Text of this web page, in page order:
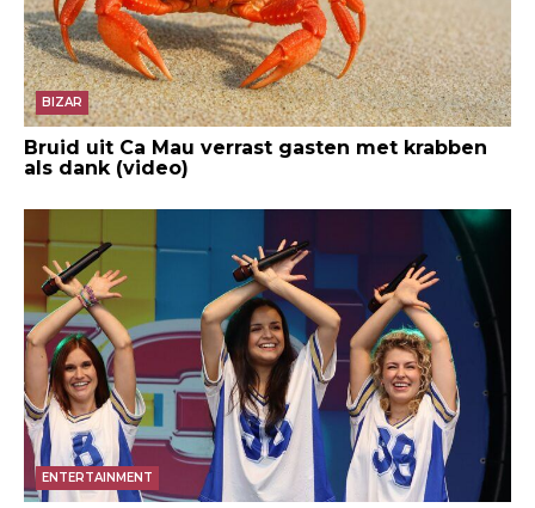
BIZAR
Bruid uit Ca Mau verrast gasten met krabben
als dank (video)
ENTERTAINMENT